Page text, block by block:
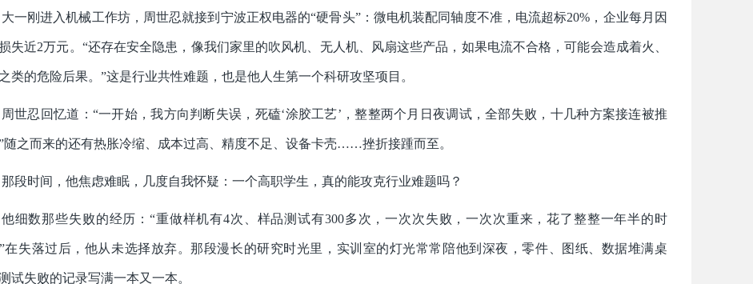
大一刚进入机械工作坊，周世忍就接到宁波正权电器的“硬骨头”：微电机装配同轴度不准，电流超标20%，企业每月因
失近2万元。“还存在安全隐患，像我们家里的吹风机、无人机、风扇这些产品，如果电流不合格，可能会造成着火、
类的危险后果。”这是行业共性难题，也是他人生第一个科研攻坚项目。
周世忍回忆道：“一开始，我方向判断失误，死磕‘涂胶工艺’，整整两个月日夜调试，全部失败，十几种方案接连被推
随之而来的还有热胀冷缩、成本过高、精度不足、设备卡壳……挫折接踵而至。
那段时间，他焦虑难眠，几度自我怀疑：一个高职学生，真的能攻克行业难题吗？
他细数那些失败的经历：“重做样机有4次、样品测试有300多次，一次次失败，一次次重来，花了整整一年半的时
在失落过后，他从未选择放弃。那段漫长的研究时光里，实训室的灯光常常陪他到深夜，零件、图纸、数据堆满桌
试失败的记录写满一本又一本。